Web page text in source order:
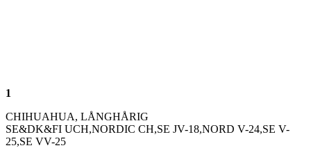
1
CHIHUAHUA, LÅNGHÅRIG
SE&DK&FI UCH,NORDIC CH,SE JV-18,NORD V-24,SE V-
25,SE VV-25